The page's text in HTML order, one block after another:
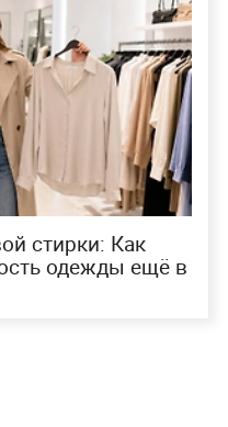
стирки: Как
одежды ещё в